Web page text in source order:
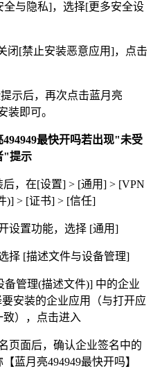
全与隐私]，选择[更多安全设
闭[禁止安装恶意应用]，点击
示后，再次点击蓝月亮
装即可。
最快开吗若出现"未受
"提示
，在[设置] > [通用] > [VPN
)] > [证书] > [信任]
设置功能，选择 [通用]
择 [描述文件与设备管理]
备管理(描述文件)] 中的企业
安装的企业应用（与打开应
），点击进入
页面后，确认企业签名中的
蓝月亮494949最快开吗】